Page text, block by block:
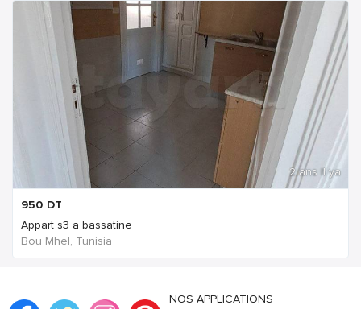
2 ans Il ya
950 DT
Appart s3 a bassatine
Bou Mhel, Tunisia
NOS APPLICATIONS